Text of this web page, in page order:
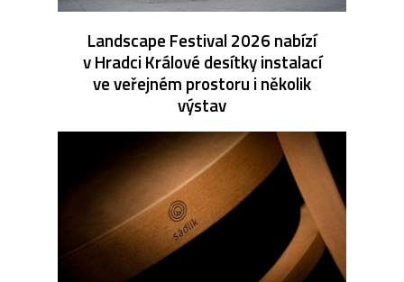
Landscape Festival 2026 nabízí
v Hradci Králové desítky instalací
ve veřejném prostoru i několik
výstav